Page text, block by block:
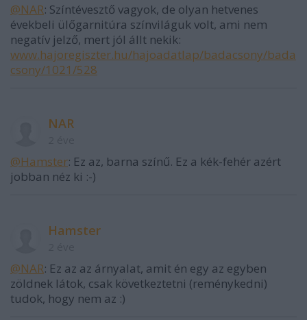
@NAR: Színtévesztő vagyok, de olyan hetvenes
évekbeli ülőgarnitúra színviláguk volt, ami nem
negatív jelző, mert jól állt nekik:
www.hajoregiszter.hu/hajoadatlap/badacsony/bada
csony/1021/528
NAR
@Hamster: Ez az, barna színű. Ez a kék-fehér azért
jobban néz ki :-)
Hamster
@NAR: Ez az az árnyalat, amit én egy az egyben
zöldnek látok, csak következtetni (reménykedni)
tudok, hogy nem az :)